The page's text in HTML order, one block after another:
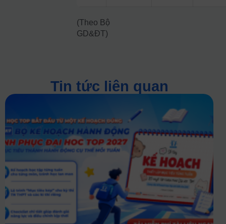
(Theo Bộ
GD&ĐT)
Tin tức liên quan